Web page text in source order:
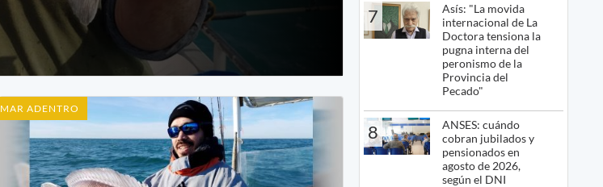
MAR ADENTRO
7
Asís: "La movida
internacional de La
Doctora tensiona la
pugna interna del
peronismo de la
Provincia del
Pecado"
8
ANSES: cuándo
cobran jubilados y
pensionados en
agosto de 2026,
según el DNI